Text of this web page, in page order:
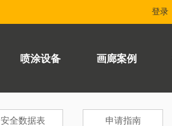
喷涂设备 画廊案例
登录
安全数据表 申请指南